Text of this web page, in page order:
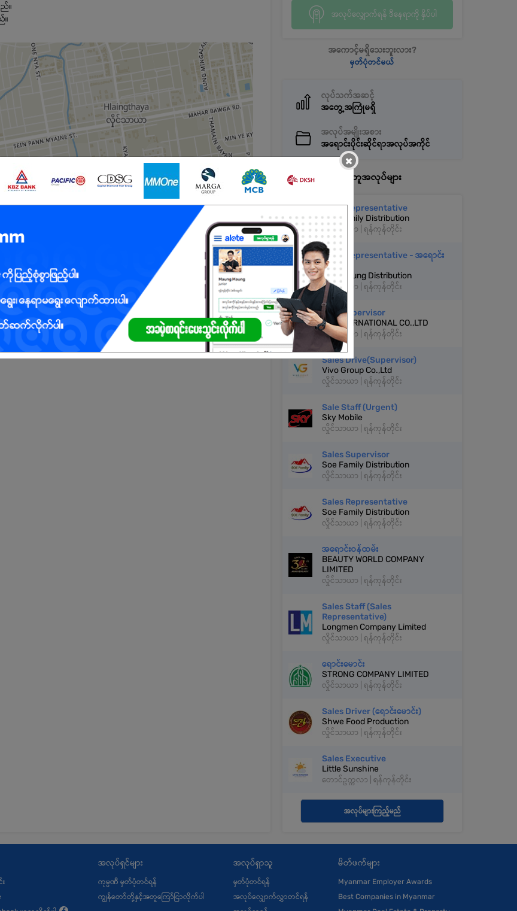
။
။
အလုပ်လျှောက်ရန် ဒီနေရာကို နှိပ်ပါ
အကောင့်မရှိသေးဘူးလား?
မှတ်ပုံတင်မယ်
လုပ်သက်အဆင့်
အတွေ့အကြုံမရှိ
အလုပ်အမျိုးအစား
အရောင်းပိုင်းဆိုင်ရာအလုပ်အကိုင်
နောက်ထပ်အလားတူအလုပ်များ
Sales Representative
Soe Family Distribution
လှိုင်သာယာ | ရန်ကုန်တိုင်း
Sales Representative - အရောင်း
ဝန်ထမ်း
A Lin Yaung Distribution
လှိုင်သာယာ | ရန်ကုန်တိုင်း
Sale Supervisor
CJ INTERNATIONAL CO.,LTD
လှိုင်သာယာ | ရန်ကုန်တိုင်း
Sales Drive(Supervisor)
Vivo Group Co.,Ltd
လှိုင်သာယာ | ရန်ကုန်တိုင်း
Sale Staff (Urgent)
Sky Mobile
လှိုင်သာယာ | ရန်ကုန်တိုင်း
Sales Supervisor
Soe Family Distribution
လှိုင်သာယာ | ရန်ကုန်တိုင်း
Sales Representative
Soe Family Distribution
လှိုင်သာယာ | ရန်ကုန်တိုင်း
အရောင်းဝန်ထမ်း
BEAUTY WORLD COMPANY
LIMITED
လှိုင်သာယာ | ရန်ကုန်တိုင်း
Sales Staff (Sales
Representative)
Longmen Company Limited
လှိုင်သာယာ | ရန်ကုန်တိုင်း
ရောင်းမောင်း
STRONG COMPANY LIMITED
လှိုင်သာယာ | ရန်ကုန်တိုင်း
Sales Driver (ရောင်းမောင်း)
Shwe Food Production
လှိုင်သာယာ | ရန်ကုန်တိုင်း
Sales Executive
Little Sunshine
တောင်ဥက္ကလာ | ရန်ကုန်တိုင်း
အလုပ်များကြည့်မည်
×
အလုပ်ရှင်များ
ကုမ္ပဏီ မှတ်ပုံတင်ရန်
ကျွန်တော်တို့နှင့်အတူကြော်ငြာလိုက်ပါ
အလုပ်ရှာသူ
မှတ်ပုံတင်ရန်
အလုပ်လျှောက်လွှာတင်ရန်
မိတ်ဖက်များ
Myanmar Employer Awards
Best Companies in Myanmar